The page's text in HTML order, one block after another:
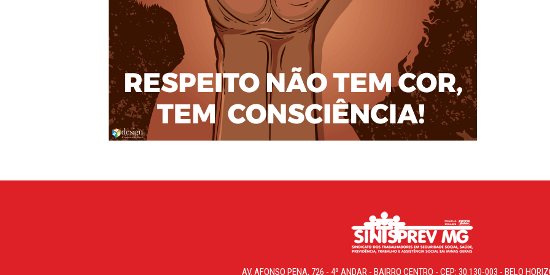
AV. AFONSO PENA, 726 - 4º ANDAR - BAIRRO CENTRO - CEP: 30.130-003 - BELO